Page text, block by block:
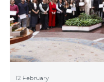
12 February